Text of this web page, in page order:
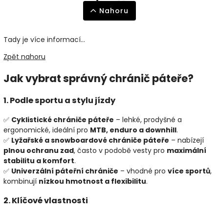
Nahoru
Tady je více informací...
Zpět nahoru
Jak vybrat správný chránič páteře?
1. Podle sportu a stylu jízdy
✅ Cyklistické chrániče páteře – lehké, prodyšné a
ergonomické, ideální pro MTB, enduro a downhill.
✅ Lyžařské a snowboardové chrániče páteře – nabízejí
plnou ochranu zad, často v podobě vesty pro maximální
stabilitu a komfort.
✅ Univerzální páteřní chrániče – vhodné pro více sportů,
kombinují nízkou hmotnost a flexibilitu.
2. Klíčové vlastnosti